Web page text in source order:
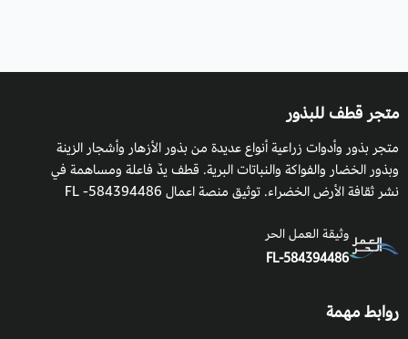
متجر قطف للبذور
متجر بذور وأدوات زراعية أنواع عديدة من بذور الأزهار وأشجار الزينة
وبذور الخضار والفواكة والنباتات البرية. قطف يدٌ فاعلة ومساهمة في
نشر ثقافة الأرض الخضراء. توثيق منصة اعمال 584394486- FL
وثيقة العمل الحر
FL-584394486
روابط مهمة